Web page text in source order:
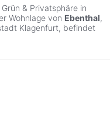
& Privatsphäre in
Wohnlage von Ebenthal,
Klagenfurt, befindet